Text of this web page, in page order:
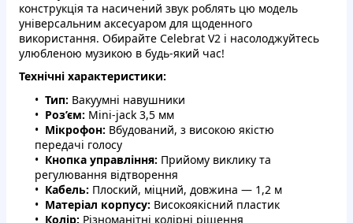
конструкція та насичений звук роблять цю модель
універсальним аксесуаром для щоденного
використання. Обирайте Celebrat V2 і насолоджуйтесь
улюбленою музикою в будь-який час!
Технічні характеристики:
Тип: Вакуумні навушники
Роз’єм: Mini-jack 3,5 мм
Мікрофон: Вбудований, з високою якістю
передачі голосу
Кнопка управління: Прийому виклику та
регулювання відтворення
Кабель: Плоский, міцний, довжина — 1,2 м
Матеріал корпусу: Високоякісний пластик
Колір: Різноманітні колірні рішення